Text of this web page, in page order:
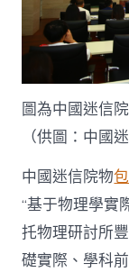
圖為中國迷信
（供圖：中國
中國迷信院物
“基于物理學實
托物理研討所
礎實際、學科